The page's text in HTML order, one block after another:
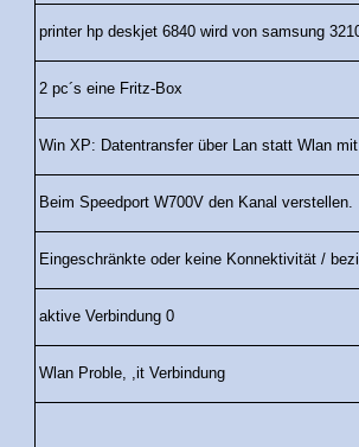
printer hp deskjet 6840 wird von samsung
2 pc´s eine Fritz-Box
Win XP: Datentransfer über Lan statt Wlan
Beim Speedport W700V den Kanal verstellen.
Eingeschränkte oder keine Konnektivität /
aktive Verbindung 0
Wlan Proble, ,it Verbindung